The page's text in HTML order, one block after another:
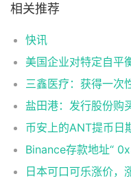
相关推荐
快讯
币安上的ANT提币日
Binance存款地址“
日本可口可乐涨价，